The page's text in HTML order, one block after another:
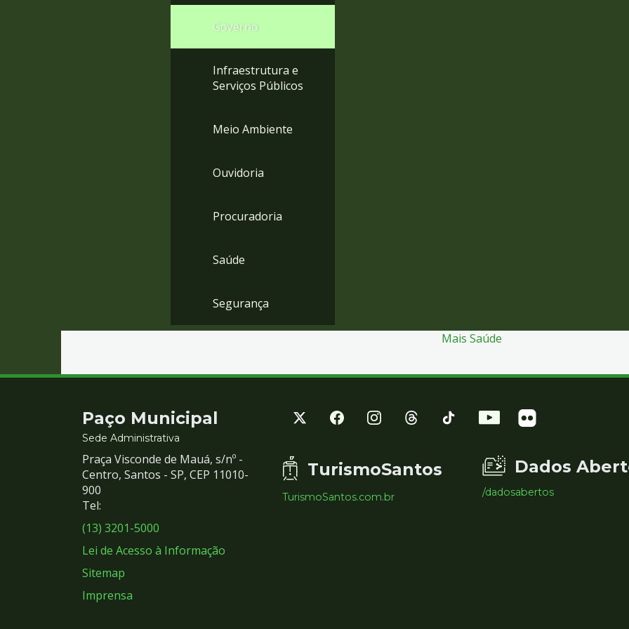
Governo
Infraestrutura e
Serviços Públicos
Meio Ambiente
Ouvidoria
Procuradoria
Saúde
Segurança
Mais Saúde
Contato
e
Redes
Sociais
Paço Municipal
Sede Administrativa
Praça Visconde de Mauá, s/nº -
Centro, Santos - SP, CEP 11010-
900
Tel:
(13) 3201-5000
Lei de Acesso à Informação
Sitemap
Imprensa
TurismoSantos
TurismoSantos.com.br
Dados
/dadosabertos